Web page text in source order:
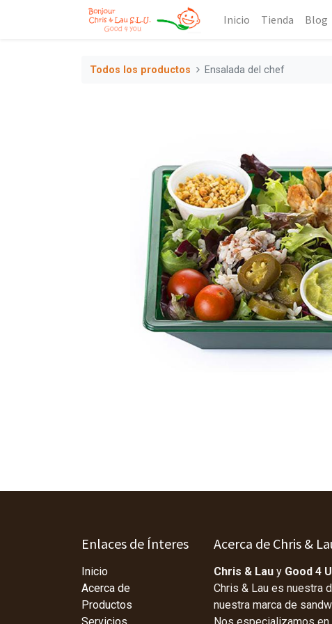
Inicio Tienda Blog
Todos los productos Ensalada del chef
Enlaces de Ínteres
Inicio
Acerca de
Productos
Acerca de Chris &
Chris & Lau y Good 4 U
Chris & Lau es nuestra
nuestra marca de